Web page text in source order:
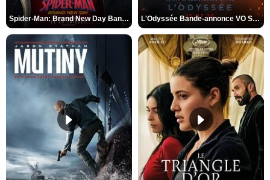
Spider-Man: Brand New Day Bande-annonce VO STFR L'Odyssée Bande-annonce VO STFR